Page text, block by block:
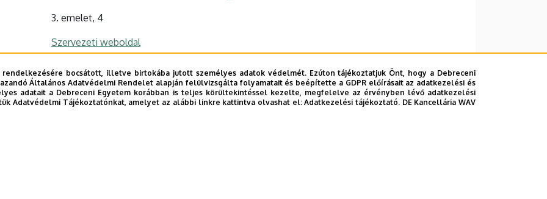
3. emelet, 4
Szervezeti weboldal
bocsátott, illetve birtokába jutott személyes adatok védelmét. Ezúton tájékoztatjuk Önt, hogy a Debreceni
Általános Adatvédelmi Rendelet alapján felülvizsgálta folyamatait és beépítette a GDPR előírásait az adatkezelési és
adatait a Debreceni Egyetem korábban is teljes körültekintéssel kezelte, megfelelve az érvényben lévő adatkezelési
Adatvédelmi Tájékoztatónkat, amelyet az alábbi linkre kattintva olvashat el:Adatkezelési tájékoztató. DE Kancellária WAV